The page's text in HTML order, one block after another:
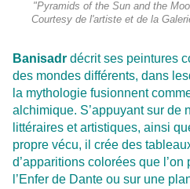
"Pyramids of the Sun and the
Courtesy de l'artiste et de la
Banisadr décrit ses peintures
des mondes différents, dans
la mythologie fusionnent
alchimique. S’appuyant sur de
littéraires et artistiques, ainsi
propre vécu, il crée des
d’apparitions colorées que
l’Enfer de Dante ou sur une